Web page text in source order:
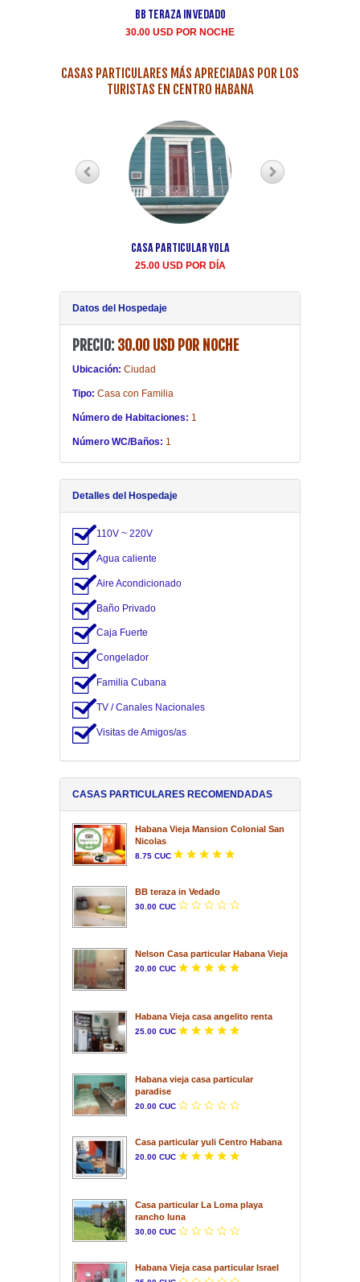
BB teraza in Vedado
30.00 USD POR NOCHE
CASAS PARTICULARES MÁS APRECIADAS POR LOS
TURISTAS EN CENTRO HABANA
Casa Particular Yola
25.00 USD POR DÍA
Datos del Hospedaje
PRECIO: 30.00 USD POR NOCHE
Ubicación: Ciudad
Tipo: Casa con Familia
Número de Habitaciones: 1
Número WC/Baños: 1
Detalles del Hospedaje
110V ~ 220V
Agua caliente
Aire Acondicionado
Baño Privado
Caja Fuerte
Congelador
Familia Cubana
TV / Canales Nacionales
Visitas de Amigos/as
CASAS PARTICULARES RECOMENDADAS
Habana Vieja Mansion Colonial San
Nicolas
8.75 CUC
BB teraza in Vedado
30.00 CUC
Nelson Casa particular Habana Vieja
20.00 CUC
Habana Vieja casa angelito renta
25.00 CUC
Habana vieja casa particular
paradise
20.00 CUC
Casa particular yuli Centro Habana
20.00 CUC
Casa particular La Loma playa
rancho luna
30.00 CUC
Habana Vieja casa particular Israel